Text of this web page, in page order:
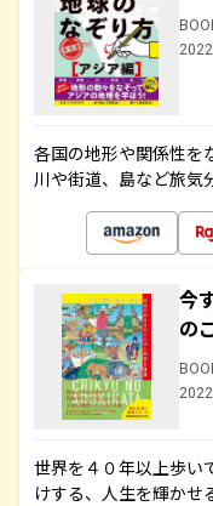
各国の地形や関係性を
川や街道、島など旅気
今
の
世界を４０年以上歩い
けする、人生を輝かせ